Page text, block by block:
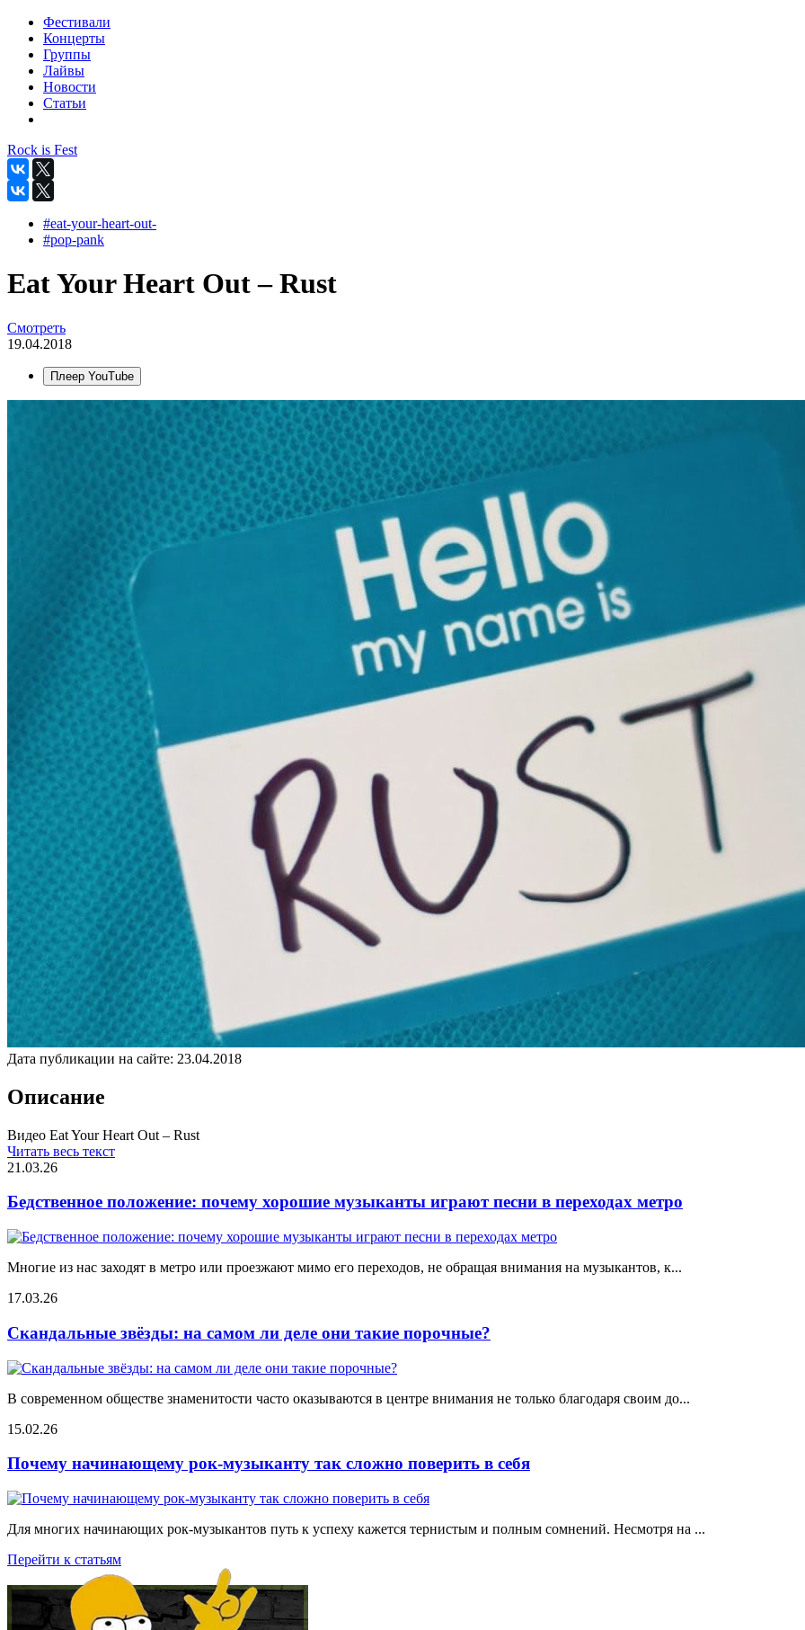
Фестивали
Концерты
Группы
Лайвы
Новости
Статьи
Rock is Fest
#eat-your-heart-out-
#pop-pank
Eat Your Heart Out – Rust
Смотреть
19.04.2018
Плеер YouTube
Дата публикации на сайте: 23.04.2018
Описание
Видео Eat Your Heart Out – Rust
Читать весь текст
21.03.26
Бедственное положение: почему хорошие музыканты играют песни в переходах метро
Многие из нас заходят в метро или проезжают мимо его переходов, не обращая внимания на музыкантов, к...
17.03.26
Скандальные звёзды: на самом ли деле они такие порочные?
В современном обществе знаменитости часто оказываются в центре внимания не только благодаря своим до...
15.02.26
Почему начинающему рок-музыканту так сложно поверить в себя
Для многих начинающих рок-музыкантов путь к успеху кажется тернистым и полным сомнений. Несмотря на ...
Перейти к статьям